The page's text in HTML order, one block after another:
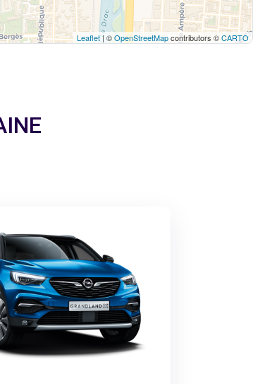
Leaflet| ©OpenStreetMapcontributors ©CARTO